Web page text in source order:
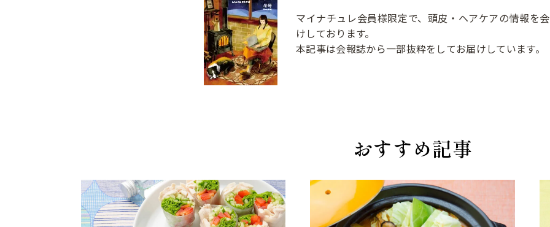
マイナチュレ会員様限定で、頭皮・ヘアケアの情報を
けしております。
本記事は会報誌から一部抜粋をしてお届けしています。
おすすめ記事